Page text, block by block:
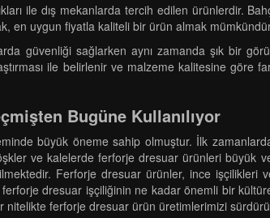
ile dış mekanlarda tercih edilen ürünlerdir.
en uygun fiyatla kaliteli bir ürün almak
güvenliği sağlarken aynı zamanda şık bir
ile belirlenir ve malzeme kalitesine göre
Bugüne Kullanılıyor
büyük öneme sahip olmuştur. İlk
ve kalelerde ferforje dresuar ürünleri
Ferforje dresuar ürünler, ince işçilikleri
ferforje dresuar işçiliğinin ne kadar önemli bir
nitelikte ferforje dresuar ürün üretimlerimizi